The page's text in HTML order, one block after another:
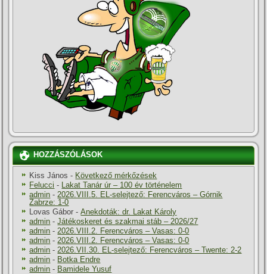
HOZZÁSZÓLÁSOK
Kiss János - Következő mérkőzések
Felucci - Lakat Tanár úr – 100 év történelem
admin -2026.VIII.5. EL-selejtező: Ferencváros – Górnik
Zabrze: 1-0
Lovas Gábor -Anekdoták: dr. Lakat Károly
admin -Játékoskeret és szakmai stáb – 2026/27
admin -2026.VIII.2. Ferencváros – Vasas: 0-0
admin -2026.VIII.2. Ferencváros – Vasas: 0-0
admin -2026.VII.30. EL-selejtező: Ferencváros – Twente: 2-2
admin - Botka Endre
admin - Bamidele Yusuf